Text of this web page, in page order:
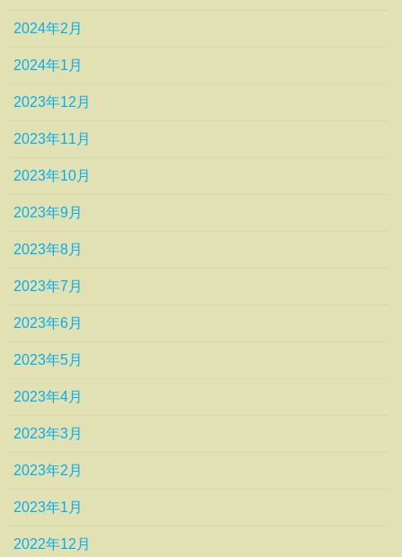
2024年2月
2024年1月
2023年12月
2023年11月
2023年10月
2023年9月
2023年8月
2023年7月
2023年6月
2023年5月
2023年4月
2023年3月
2023年2月
2023年1月
2022年12月